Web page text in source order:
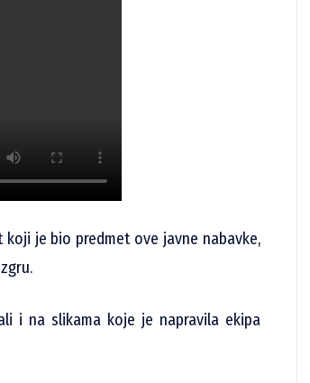
je bio predmet ove javne nabavke,
i na slikama koje je napravila ekipa